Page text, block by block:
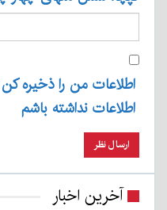
اطلاعات من را ذخیره کن
اطلاعات نداشته باشم
آخرین اخبار